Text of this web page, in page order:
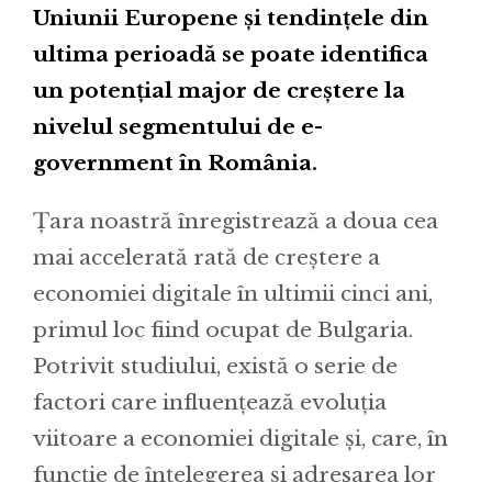
Uniunii Europene și tendințele din
ultima perioadă se poate identifica
un potențial major de creștere la
nivelul segmentului de e-
government în România.
Țara noastră înregistrează a doua cea
mai accelerată rată de creștere a
economiei digitale în ultimii cinci ani,
primul loc fiind ocupat de Bulgaria.
Potrivit studiului, există o serie de
factori care influențează evoluția
viitoare a economiei digitale și, care, în
funcție de înțelegerea și adresarea lor